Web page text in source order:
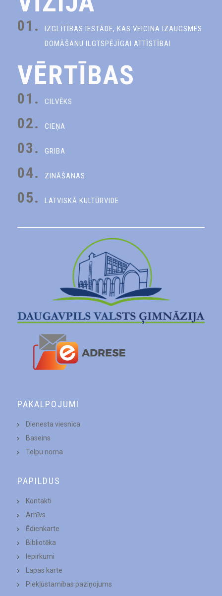
01.
IZGLĪTĪBAS IESTĀDE, KAS VEICINA IZAUGSMES
DOMĀŠANU ILGTSPĒJĪGAI ATTĪSTĪBAI
VĒRTĪBAS
01. CILVĒKS
02. CIEŅA
03. GRIBA
04. ZINĀŠANAS
05. LATVISKĀ KULTŪRVIDE
PAKALPOJUMI
Dienesta viesnīca
Baseins
Telpu noma
PAPILDUS
Kontakti
Arhīvs
Ēdienkarte
Bibliotēka
Iepirkumi
Lapas karte
Piekļūstamības paziņojums